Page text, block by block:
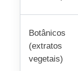
Botânicos
(extratos
vegetais)